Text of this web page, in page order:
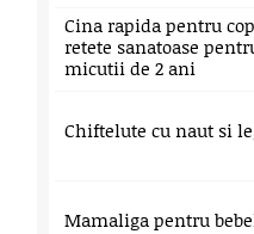
Cina rapida pentru
retete sanatoase
micutii de 2 ani
Chiftelute cu naut si
Mamaliga pentru